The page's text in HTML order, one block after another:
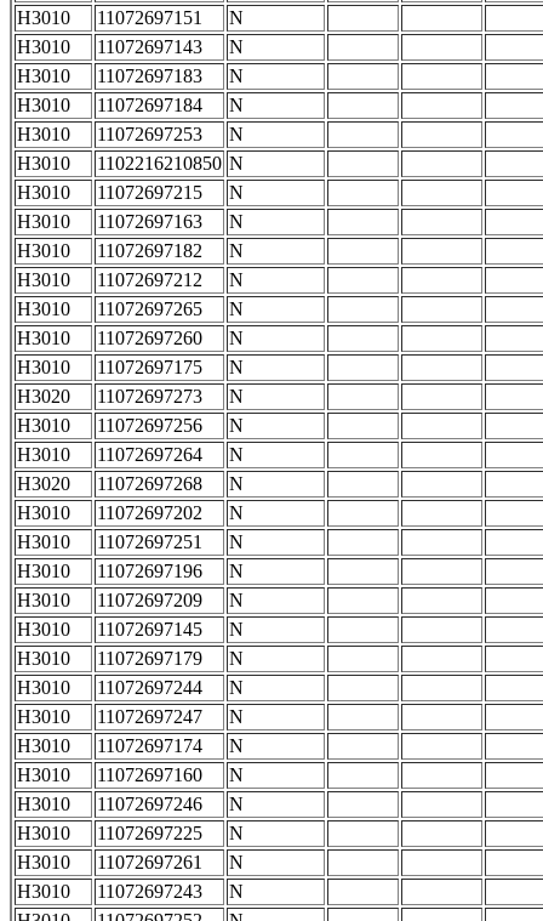
H3010
11072697151
N
H3010
11072697143
N
H3010
11072697183
N
H3010
11072697184
N
H3010
11072697253
N
H3010
1102216210850 N
H3010
11072697215
N
H3010
11072697163
N
H3010
11072697182
N
H3010
11072697212
N
H3010
11072697265
N
H3010
11072697260
N
H3010
11072697175
N
H3020
11072697273
N
H3010
11072697256
N
H3010
11072697264
N
H3020
11072697268
N
H3010
11072697202
N
H3010
11072697251
N
H3010
11072697196
N
H3010
11072697209
N
H3010
11072697145
N
H3010
11072697179
N
H3010
11072697244
N
H3010
11072697247
N
H3010
11072697174
N
H3010
11072697160
N
H3010
11072697246
N
H3010
11072697225
N
H3010
11072697261
N
H3010
11072697243
N